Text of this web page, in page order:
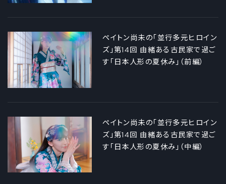
ペイトン尚未の「並行多元ヒロイン
ズ」第14回 由緒ある古民家で過ご
す「日本人形の夏休み」（前編）
ペイトン尚未の「並行多元ヒロイン
ズ」第14回 由緒ある古民家で過ご
す「日本人形の夏休み」（中編）